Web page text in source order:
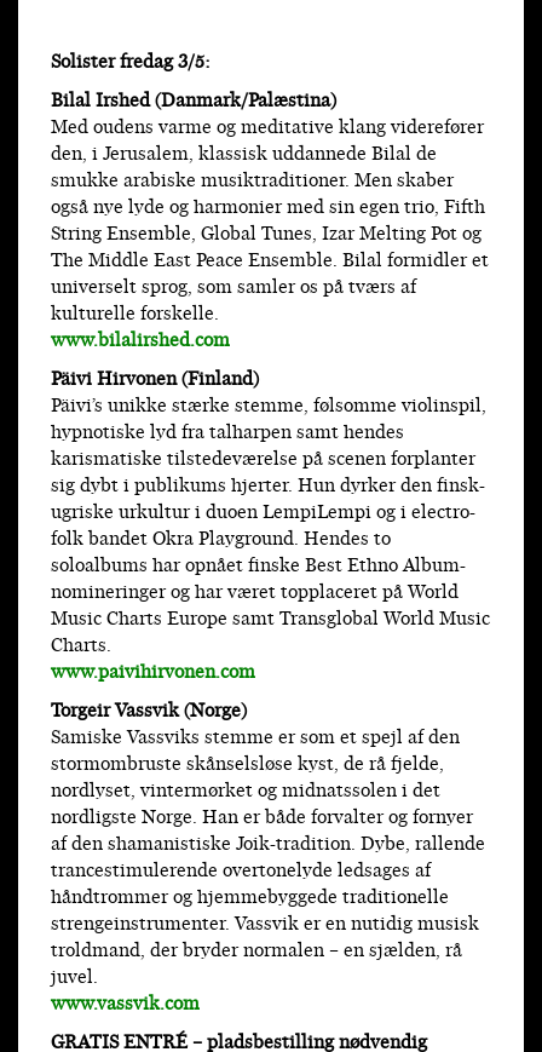
Solister fredag 3/5:
Bilal Irshed (Danmark/Palæstina)
Med oudens varme og meditative klang viderefører
den, i Jerusalem, klassisk uddannede Bilal de
smukke arabiske musiktraditioner. Men skaber
også nye lyde og harmonier med sin egen trio, Fifth
String Ensemble, Global Tunes, Izar Melting Pot og
The Middle East Peace Ensemble. Bilal formidler et
universelt sprog, som samler os på tværs af
kulturelle forskelle.
www.bilalirshed.com
Päivi Hirvonen (Finland)
Päivi’s unikke stærke stemme, følsomme violinspil,
hypnotiske lyd fra talharpen samt hendes
karismatiske tilstedeværelse på scenen forplanter
sig dybt i publikums hjerter. Hun dyrker den finsk-
ugriske urkultur i duoen LempiLempi og i electro-
folk bandet Okra Playground. Hendes to
soloalbums har opnået finske Best Ethno Album-
nomineringer og har været topplaceret på World
Music Charts Europe samt Transglobal World Music
Charts.
www.paivihirvonen.com
Torgeir Vassvik (Norge)
Samiske Vassviks stemme er som et spejl af den
stormombruste skånselsløse kyst, de rå fjelde,
nordlyset, vintermørket og midnatssolen i det
nordligste Norge. Han er både forvalter og fornyer
af den shamanistiske Joik-tradition. Dybe, rallende
trancestimulerende overtonelyde ledsages af
håndtrommer og hjemmebyggede traditionelle
strengeinstrumenter. Vassvik er en nutidig musisk
troldmand, der bryder normalen – en sjælden, rå
juvel.
www.vassvik.com
GRATIS ENTRÉ – pladsbestilling nødvendig